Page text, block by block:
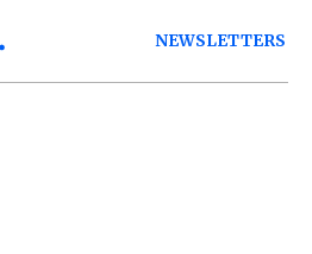
NEWSLETTERS